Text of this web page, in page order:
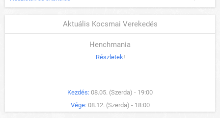
Aktuális Kocsmai Verekedés
Henchmania
Részletek!
Kezdés: 08.05. (Szerda) - 19:00
Vége: 08.12. (Szerda) - 18:00